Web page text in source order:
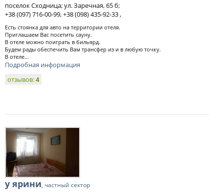
поселок Сходница; ул. Заречная, 65 б;
+38 (097) 716-00-99, +38 (098) 435-92-33 ,
Есть стоянка для авто на территории отеля.
Приглашаем Вас посетить сауну.
В отеле можно поиграть в бильярд.
Будем рады обеспечить Вам трансфер из и в любую точку.
В отеле...
Подробная информация
отзывов:4
у ярини, частный сектор